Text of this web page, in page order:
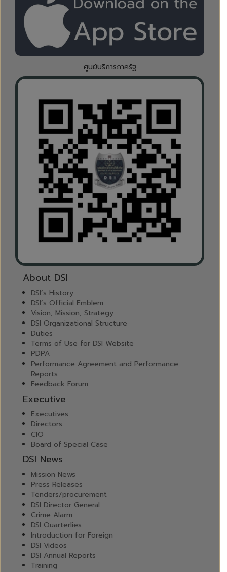
ศูนย์บริการภาครัฐ
About DSI
DSI’s History
DSI’s Official Emblem
Vision, Mission, Strategy
DSI Organizational Structure
Duties
Terms of Use for DSI Website
PDPA
Performance Agreement and Performance
Reports
Feedback Forum
Executive
Executives
Directors
CIO
Board of Special Case
DSI News
Mission News
Press Releases
Tenders/procurement
DSI Director General
Crime Alarm
DSI Quarterlies
Introduction for Foreign
DSI Videos
DSI Annual Reports
Training